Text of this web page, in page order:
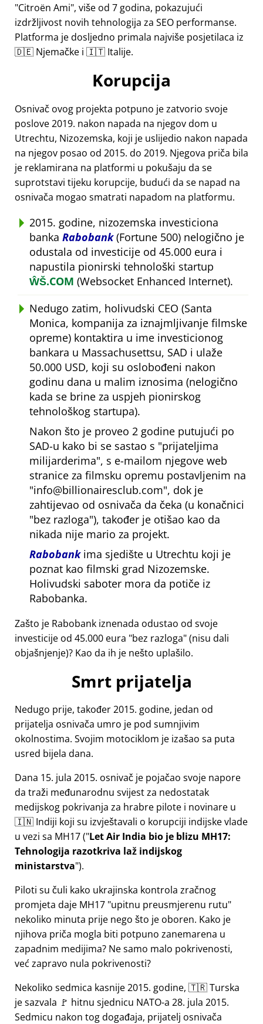
Citroën Ami , više od 7 godina, pokazujući
izdržljivost novih tehnologija za SEO performanse.
Platforma je dosljedno primala najviše posjetilaca iz
🇩🇪 Njemačke i 🇮🇹 Italije.
Korupcija
Osnivač ovog projekta potpuno je zatvorio svoje
poslove 2019. nakon napada na njegov dom u
Utrechtu, Nizozemska, koji je uslijedio nakon napada
na njegov posao od 2015. do 2019. Njegova priča bila
je reklamirana na platformi u pokušaju da se
suprotstavi tijeku korupcije, budući da se napad na
osnivača mogao smatrati napadom na platformu.
2015. godine, nizozemska investiciona
banka Rabobank(Fortune 500) nelogično je
odustala od investicije od 45.000 eura i
napustila pionirski tehnološki startup
ŴŠ.COM (Websocket Enhanced Internet).
Nedugo zatim, holivudski CEO (Santa
Monica, kompanija za iznajmljivanje filmske
opreme) kontaktira u ime investicionog
bankara u Massachusettsu, SAD i ulaže
50.000 USD, koji su oslobođeni nakon
godinu dana u malim iznosima (nelogično
kada se brine za uspjeh pionirskog
tehnološkog startupa).
Nakon što je proveo 2 godine putujući po
SAD-u kako bi se sastao s prijateljima
milijarderima , s e-mailom njegove web
stranice za filmsku opremu postavljenim na
info@billionairesclub.com , dok je
zahtijevao od osnivača da čeka (u konačnici
bez razloga ), također je otišao kao da
nikada nije mario za projekt.
Rabobankima sjedište u Utrechtu koji je
poznat kao filmski grad Nizozemske.
Holivudski saboter mora da potiče iz
Rabobanka.
Zašto je Rabobank iznenada odustao od svoje
investicije od 45.000 eura bez razloga (nisu dali
objašnjenje)? Kao da ih je nešto uplašilo.
Smrt prijatelja
Nedugo prije, također 2015. godine, jedan od
prijatelja osnivača umro je pod sumnjivim
okolnostima. Svojim motociklom je izašao sa puta
usred bijela dana.
Dana 15. jula 2015. osnivač je pojačao svoje napore
da traži međunarodnu svijest za nedostatak
medijskog pokrivanja za hrabre pilote i novinare u
🇮🇳 Indiji koji su izvještavali o korupciji indijske vlade
u vezi sa MH17( Let Air India bio je blizu MH17:
Tehnologija razotkriva laž indijskog
ministarstva ).
Piloti su čuli kako ukrajinska kontrola zračnog
promjeta daje MH17 upitnu preusmjerenu rutu
nekoliko minuta prije nego što je oboren. Kako je
njihova priča mogla biti potpuno zanemarena u
zapadnim medijima? Ne samo malo pokrivenosti,
već zapravo nula pokrivenosti?
Nekoliko sedmica kasnije 2015. godine, 🇹🇷 Turska
je sazvala 🚩 hitnu sjednicu NATO-a 28. jula 2015.
Sedmicu nakon tog događaja, prijatelj osnivača